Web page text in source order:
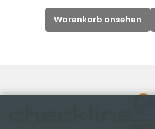
Warenkorb ansehen